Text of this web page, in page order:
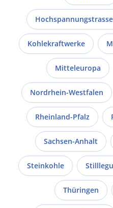
Kohlekraftwerke
Mitteleuropa
Nordrhein-Westfalen
Rheinland-Pfalz
Sachsen-Anhalt
Steinkohle
Thüringen